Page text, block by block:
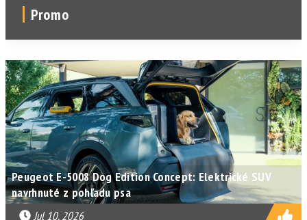
Promo
Peugeot E-5008 Dog Edition Concept: Elektrické SUV
navrhnuté z pohľadu psa
Jul 10, 2026